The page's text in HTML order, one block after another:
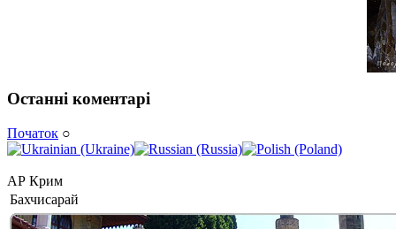
Останні коментарі
Початок ○
АР Крим
Бахчисарай